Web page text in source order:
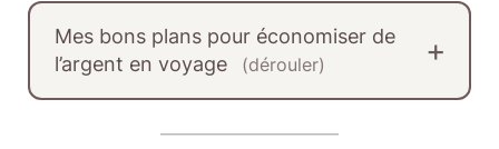
Mes bons plans pour économiser de
l’argent en voyage
(dérouler)